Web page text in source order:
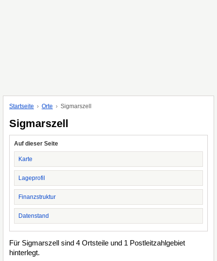
Startseite Orte Sigmarszell
Sigmarszell
Auf dieser Seite
Karte
Lageprofil
Finanzstruktur
Datenstand
Für Sigmarszell sind 4 Ortsteile und 1 Postleitzahlgebiet
hinterlegt.